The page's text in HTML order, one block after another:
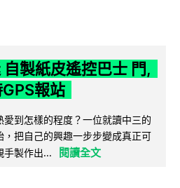
製紙皮遙控巴士 門,
報站
到怎樣的程度？一位就讀中三的
把自己的興趣一步步變成真正可
手製作出...
閱讀全文